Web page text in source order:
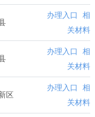
办理入口 相
关材料
办理入口 相
关材料
区
办理入口 相
关材料